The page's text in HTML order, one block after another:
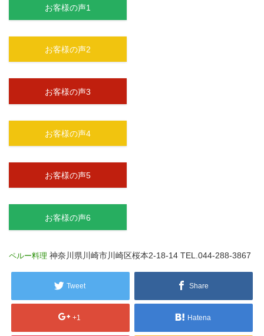
お客様の声1
お客様の声2
お客様の声3
お客様の声4
お客様の声5
お客様の声6
ペルー料理 神奈川県川崎市川崎区桜本2-18-14 TEL.044-288-3867
Tweet Share
+1 Hatena